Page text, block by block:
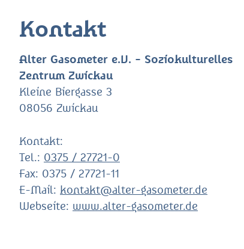
Kontakt
Alter Gasometer e.V. - Soziokulturelles
Zentrum Zwickau
Kleine Biergasse 3
08056 Zwickau
Kontakt:
Tel.: 0375 / 27721-0
Fax: 0375 / 27721-11
E-Mail: kontakt@alter-gasometer.de
Webseite: www.alter-gasometer.de